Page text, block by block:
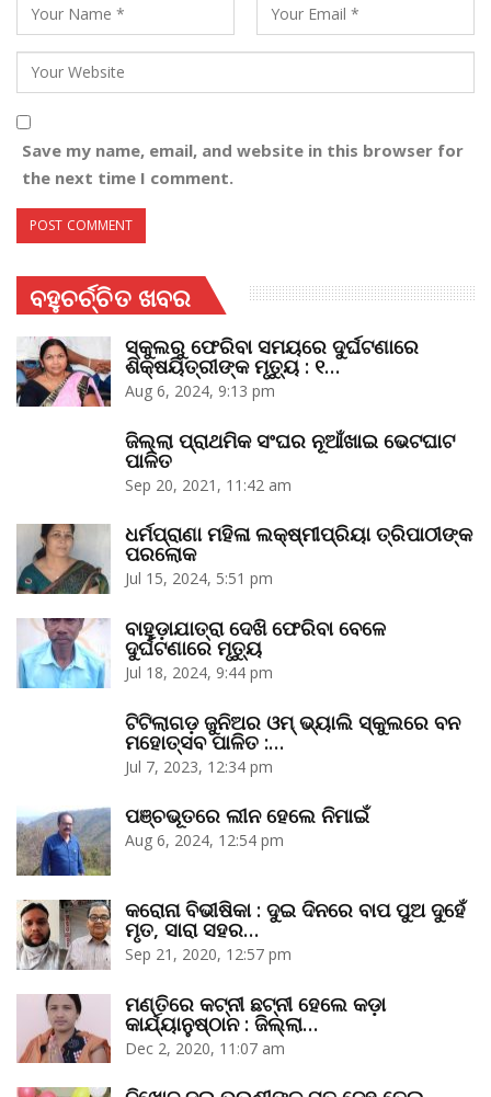
Save my name, email, and website in this browser for
the next time I comment.
ବହୁଚର୍ଚ୍ଚିତ ଖବର
ସ୍କୁଲରୁ ଫେରିବା ସମୟରେ ଦୁର୍ଘଟଣାରେ
ଶିକ୍ଷୟିତ୍ରୀଙ୍କ ମୃତ୍ୟୁ : ୧…
Aug 6, 2024, 9:13 pm
ଜିଲ୍ଲା ପ୍ରାଥମିକ ସଂଘର ନୂଆଁଖାଇ ଭେଟଘାଟ
ପାଳିତ
Sep 20, 2021, 11:42 am
ଧର୍ମପ୍ରାଣା ମହିଳା ଲକ୍ଷ୍ମୀପ୍ରିୟା ତ୍ରିପାଠୀଙ୍କ
ପରଲୋକ
Jul 15, 2024, 5:51 pm
ବାହୁଡ଼ାଯାତ୍ରା ଦେଖି ଫେରିବା ବେଳେ
ଦୁର୍ଘଟଣାରେ ମୃତ୍ୟୁ
Jul 18, 2024, 9:44 pm
ଟିଟିଲାଗଡ଼ ଜୁନିଅର ଓମ୍‌ ଭ୍ୟାଲି ସ୍କୁଲରେ ବନ
ମହୋତ୍ସବ ପାଳିତ :…
Jul 7, 2023, 12:34 pm
ପଞ୍ଚଭୂତରେ ଲୀନ ହେଲେ ନିମାଇଁ
Aug 6, 2024, 12:54 pm
କରୋନା ବିଭୀଷିକା : ଦୁଇ ଦିନରେ ବାପ ପୁଅ ଦୁହେଁ
ମୃତ, ସାରା ସହର…
Sep 21, 2020, 12:57 pm
ମଣ୍ତିରେ କଟ୍‌ନୀ ଛଟ୍‌ନୀ ହେଲେ କଡ଼ା
କାର୍ଯ୍ୟାନୁଷ୍ଠାନ : ଜିଲ୍ଲା…
Dec 2, 2020, 11:07 am